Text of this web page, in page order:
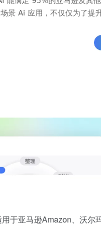
于亚马逊Amazon、沃